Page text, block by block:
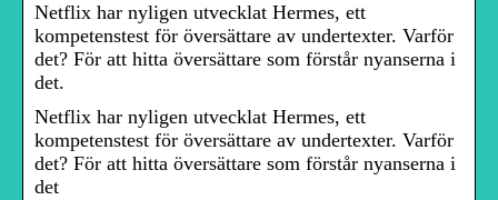
Netflix har nyligen utvecklat Hermes, ett
kompetenstest för översättare av undertexter. Varför
det? För att hitta översättare som förstår nyanserna i
det.
Netflix har nyligen utvecklat Hermes, ett
kompetenstest för översättare av undertexter. Varför
det? För att hitta översättare som förstår nyanserna i
det